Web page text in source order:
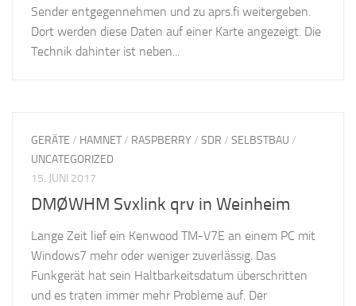
Sender entgegennehmen und zu aprs.fi weitergeben.
Dort werden diese Daten auf einer Karte angezeigt. Die
Technik dahinter ist neben...
GERÄTE / HAMNET/ RASPBERRY / SDR / SELBSTBAU /
UNCATEGORIZED
15. JUNI 2017
DMØWHM Svxlink qrv in Weinheim
Lange Zeit lief ein Kenwood TM-V7E an einem PC mit
Windows7 mehr oder weniger zuverlässig. Das
Funkgerät hat sein Haltbarkeitsdatum überschritten
und es traten immer mehr Probleme auf. Der